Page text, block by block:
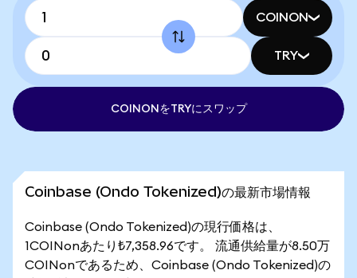
COINON
TRY
COINONをTRYにスワップ
Coinbase (Ondo Tokenized)の最新市場情報
Coinbase (Ondo Tokenized)の現行価格は、
1COINonあたり₺7,358.96です。 流通供給量が8.50万
COINonであるため、Coinbase (Ondo Tokenized)の